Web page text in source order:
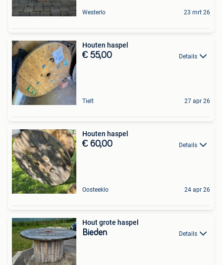
Westerlo 23 mrt 26
Houten haspel
€ 55,00 Details
Tielt 27 apr 26
Houten haspel
€ 60,00 Details
Oosteeklo 24 apr 26
Hout grote haspel
Bieden Details